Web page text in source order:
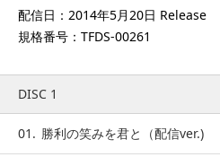
配信日：2014年5月20日 Release
規格番号：TFDS-00261
DISC 1
01. 勝利の笑みを君と（配信ver.)